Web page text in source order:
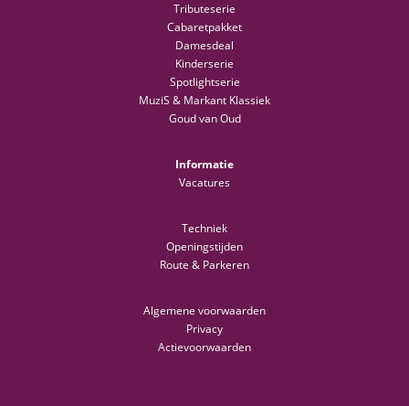
Tributeserie
Cabaretpakket
Damesdeal
Kinderserie
Spotlightserie
MuziS & Markant Klassiek
Goud van Oud
Informatie
Vacatures
Techniek
Openingstijden
Route & Parkeren
Algemene voorwaarden
Privacy
Actievoorwaarden